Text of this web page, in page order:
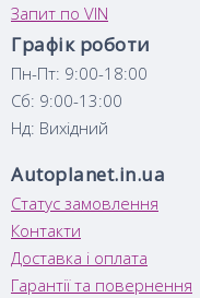
Запит по VIN
Графік роботи
Пн-Пт: 9:00-18:00
Сб: 9:00-13:00
Нд: Вихідний
Autoplanet.in.ua
Статус замовлення
Контакти
Доставка і оплата
Гарантії та повернення